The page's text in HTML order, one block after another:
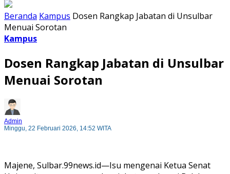
Beranda Kampus Dosen Rangkap Jabatan di Unsulbar
Menuai Sorotan
Kampus
Dosen Rangkap Jabatan di Unsulbar
Menuai Sorotan
Admin
Minggu, 22 Februari 2026, 14:52 WITA
Majene, Sulbar.99news.id—Isu mengenai Ketua Senat